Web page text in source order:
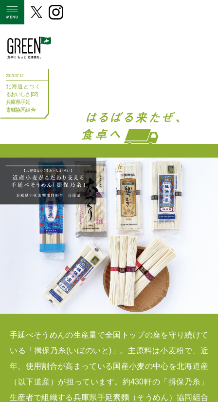
2019.07.12
北海道とつく
るおいしさ[02]
兵庫県手延
素麵協同組合
手延べそうめんの生産量で全国トップの座を守り続けて
いる「揖保乃糸(いぼのいと)」。主原料は小麦粉で、近
年、使用割合が高まっている国産小麦の中心を北海道産
（以下道産）が担っています。約430軒の「揖保乃糸」
生産者で組織する兵庫県手延素麵（そうめん）協同組合